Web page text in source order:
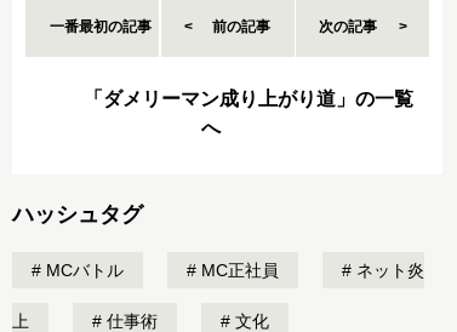
一番最初の記事 前の記事 次の記事
「ダメリーマン成り上がり道」の一覧
へ
ハッシュタグ
MCバトル MC正社員 ネット炎
上 仕事術 文化